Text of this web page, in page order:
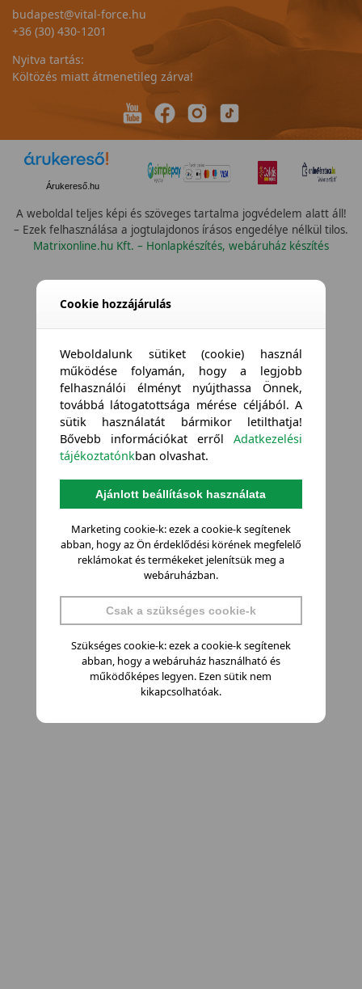
budapest@vital-force.hu
+36 (30) 430-1201
Nyitva tartás:
Költözés miatt átmenetileg zárva!
Árukereső.hu
A weboldal teljes képi és szöveges tartalma jogvédelem alatt áll!
– Ezek felhasználása a jogtulajdonos írásos engedélye nélkül tilos.
Matrixonline.hu Kft. – Honlapkészítés, webáruház készítés
Cookie hozzájárulás
Weboldalunk sütiket (cookie) használ
működése folyamán, hogy a legjobb
felhasználói élményt nyújthassa Önnek,
továbbá látogatottsága mérése céljából. A
sütik használatát bármikor letilthatja!
Bővebb információkat errőlAdatkezelési
tájékoztatónkban olvashat.
Ajánlott beállítások használata
Marketing cookie-k: ezek a cookie-k segítenek
abban, hogy az Ön érdeklődési körének megfelelő
reklámokat és termékeket jelenítsük meg a
webáruházban.
Csak a szükséges cookie-k
Szükséges cookie-k: ezek a cookie-k segítenek
abban, hogy a webáruház használható és
működőképes legyen. Ezen sütik nem
kikapcsolhatóak.